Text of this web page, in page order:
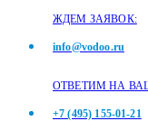
ЖДЕМ ЗАЯВОК:
info@vodoo.ru
ОТВЕТИМ НА
+7 (495) 155-01-21